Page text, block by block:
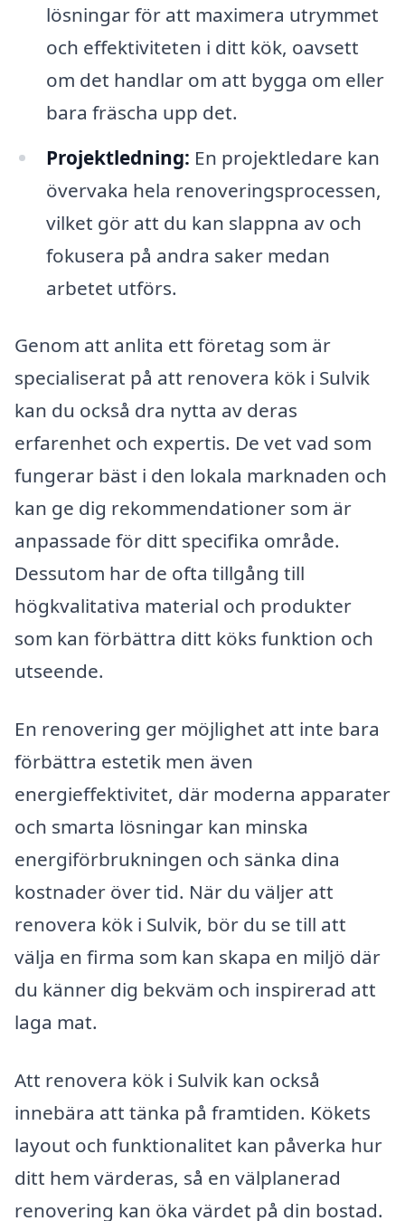
lösningar för att maximera utrymmet
och effektiviteten i ditt kök, oavsett
om det handlar om att bygga om eller
bara fräscha upp det.
Projektledning: En projektledare kan
övervaka hela renoveringsprocessen,
vilket gör att du kan slappna av och
fokusera på andra saker medan
arbetet utförs.
Genom att anlita ett företag som är
specialiserat på att renovera kök i Sulvik
kan du också dra nytta av deras
erfarenhet och expertis. De vet vad som
fungerar bäst i den lokala marknaden och
kan ge dig rekommendationer som är
anpassade för ditt specifika område.
Dessutom har de ofta tillgång till
högkvalitativa material och produkter
som kan förbättra ditt köks funktion och
utseende.
En renovering ger möjlighet att inte bara
förbättra estetik men även
energieffektivitet, där moderna apparater
och smarta lösningar kan minska
energiförbrukningen och sänka dina
kostnader över tid. När du väljer att
renovera kök i Sulvik, bör du se till att
välja en firma som kan skapa en miljö där
du känner dig bekväm och inspirerad att
laga mat.
Att renovera kök i Sulvik kan också
innebära att tänka på framtiden. Kökets
layout och funktionalitet kan påverka hur
ditt hem värderas, så en välplanerad
renovering kan öka värdet på din bostad.